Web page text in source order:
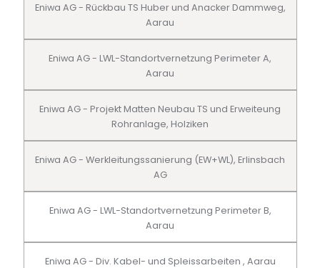
Eniwa AG - Rückbau TS Huber und Anacker Dammweg,
Aarau
Eniwa AG - LWL-Standortvernetzung Perimeter A,
Aarau
Eniwa AG - Projekt Matten Neubau TS und Erweiteung
Rohranlage, Holziken
Eniwa AG - Werkleitungssanierung (EW+WL), Erlinsbach
AG
Eniwa AG - LWL-Standortvernetzung Perimeter B,
Aarau
Eniwa AG - Div. Kabel- und Spleissarbeiten , Aarau